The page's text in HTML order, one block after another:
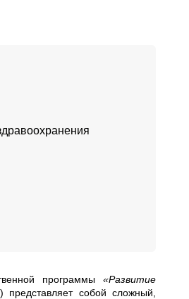
программы «Развитие
представляет собой сложный,